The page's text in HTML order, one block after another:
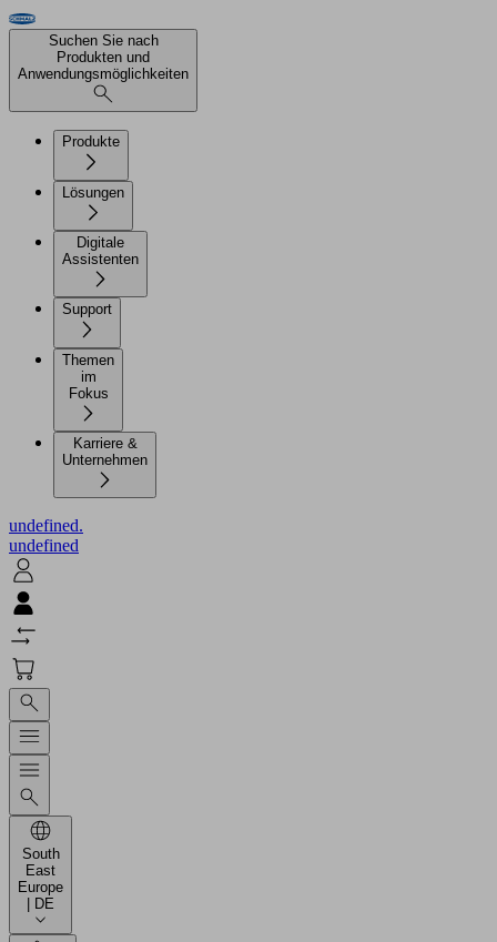
Suchen Sie nach
Produkten und
Anwendungsmöglichkeiten
Produkte
Lösungen
Digitale
Assistenten
Support
Themen
im
Karriere &
Unternehmen
undefined.
undefined
South
East
Europe
| DE